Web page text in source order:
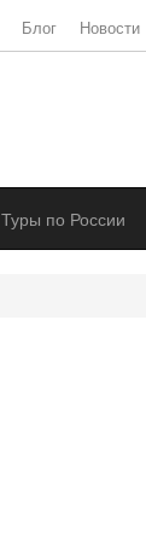
Блог Новости
Туры по России